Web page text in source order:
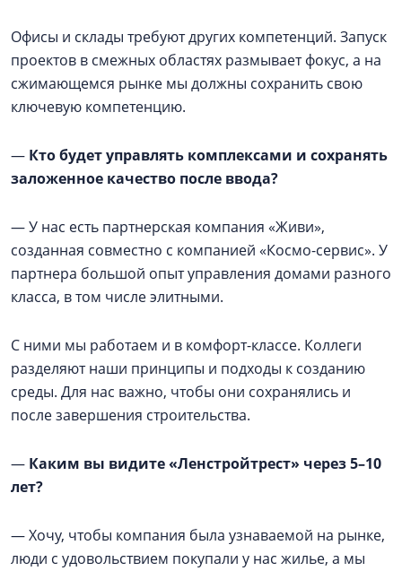
Офисы и склады требуют других компетенций. Запуск
проектов в смежных областях размывает фокус, а на
сжимающемся рынке мы должны сохранить свою
ключевую компетенцию.
— Кто будет управлять комплексами и сохранять
заложенное качество после ввода?
— У нас есть партнерская компания «Живи»,
созданная совместно с компанией «Космо-сервис». У
партнера большой опыт управления домами разного
класса, в том числе элитными.
С ними мы работаем и в комфорт-классе. Коллеги
разделяют наши принципы и подходы к созданию
среды. Для нас важно, чтобы они сохранялись и
после завершения строительства.
— Каким вы видите «Ленстройтрест» через 5–10
лет?
— Хочу, чтобы компания была узнаваемой на рынке,
люди с удовольствием покупали у нас жилье, а мы